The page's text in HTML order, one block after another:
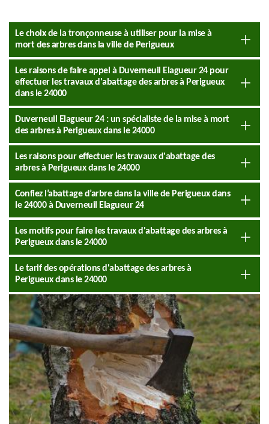
Le choix de la tronçonneuse à utiliser pour la mise à
mort des arbres dans la ville de Perigueux
Les raisons de faire appel à Duverneuil Elagueur 24 pour
effectuer les travaux d'abattage des arbres à Perigueux
dans le 24000
Duverneuil Elagueur 24 : un spécialiste de la mise à mort
des arbres à Perigueux dans le 24000
Les raisons pour effectuer les travaux d'abattage des
arbres à Perigueux dans le 24000
Confiez l’abattage d’arbre dans la ville de Perigueux dans
le 24000 à Duverneuil Elagueur 24
Les motifs pour faire les travaux d'abattage des arbres à
Perigueux dans le 24000
Le tarif des opérations d'abattage des arbres à
Perigueux dans le 24000